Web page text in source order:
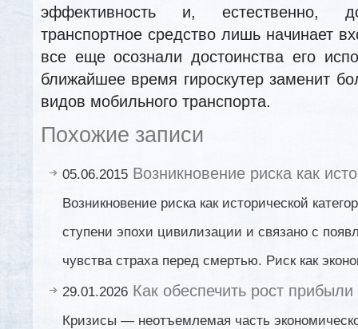
эффективность и, естественно,
транспортное средство лишь начинает
все еще осознали достоинства его
ближайшее время гироскутер заменит
видов мобильного транспорта.
Похожие записи
05.06.2015 Возникновение риска как
Возникновение риска как исторической
ступени эпохи цивилизации и связано с
чувства страха перед смертью. Риск как
29.01.2026 Как обеспечить рост
Кризисы — неотъемлемая часть